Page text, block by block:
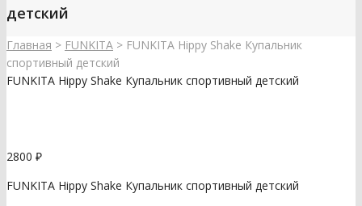
детский
Главная > FUNKITA > FUNKITA Hippy Shake Купальник
спортивный детский
FUNKITA Hippy Shake Купальник спортивный детский
2800 ₽
FUNKITA Hippy Shake Купальник спортивный детский